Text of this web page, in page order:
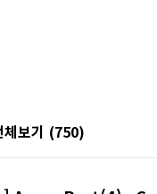
보기 (750)